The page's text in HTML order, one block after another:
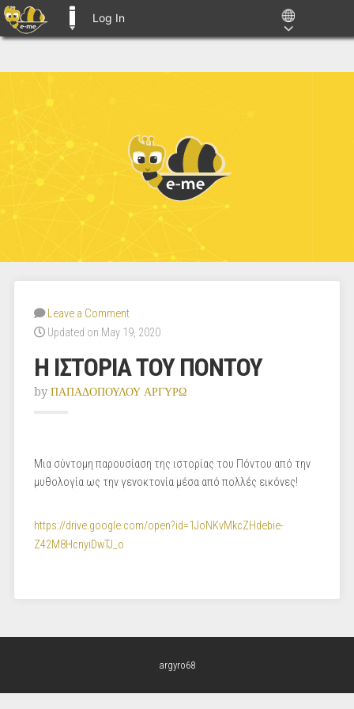
Log In
Leave a Comment
Updated on May 19, 2020
Η ΙΣΤΟΡΙΑ ΤΟΥ ΠΟΝΤΟΥ
by ΠΑΠΑΔΟΠΟΥΛΟΥ ΑΡΓΥΡΩ
Μια σύντομη παρουσίαση της ιστορίας του Πόντου από την
μυθολογία ως την γενοκτονία μέσα από πολλές εικόνες!
https://drive.google.com/open?id=1JoNKvMkcZHdebie-
Z42M8HcnyiDwTJ_o
argyro68